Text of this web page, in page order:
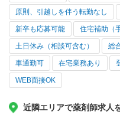
原則、引越しを伴う転勤なし
新卒も応募可能 住宅補助（
土日休み（相談可含む） 総
車通勤可 在宅業務あり
WEB面接OK
近隣エリアで薬剤師求人